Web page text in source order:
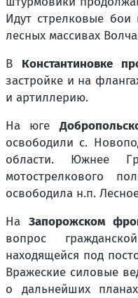
Идут стрелковые
лесных массивах
В Константиновке
застройке и на
и артиллерию.
На юге
освободили с.
области. Южнее
мотострелкового
освободила н.п.
НаЗапорожском
вопрос
находящейся под
Вражеские силовые
о дальнейших